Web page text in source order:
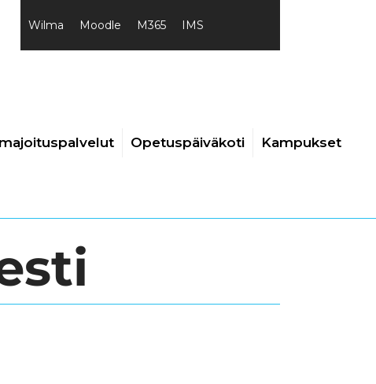
Wilma Moodle M365 IMS
Opetuspäiväkoti
Kampukset